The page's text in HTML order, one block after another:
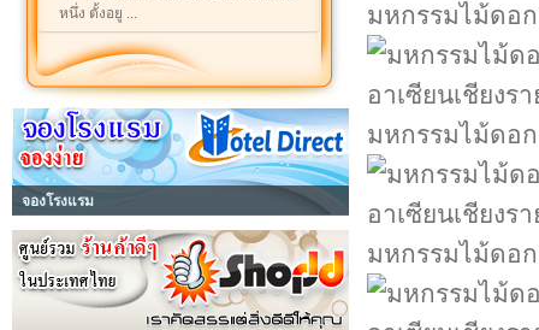
หนึ่ง ตั้งอยู ...
จองโรงแรม
มหกรรมไม้ดอก
มหกรรมไม้ดอก
มหกรรมไม้ดอก